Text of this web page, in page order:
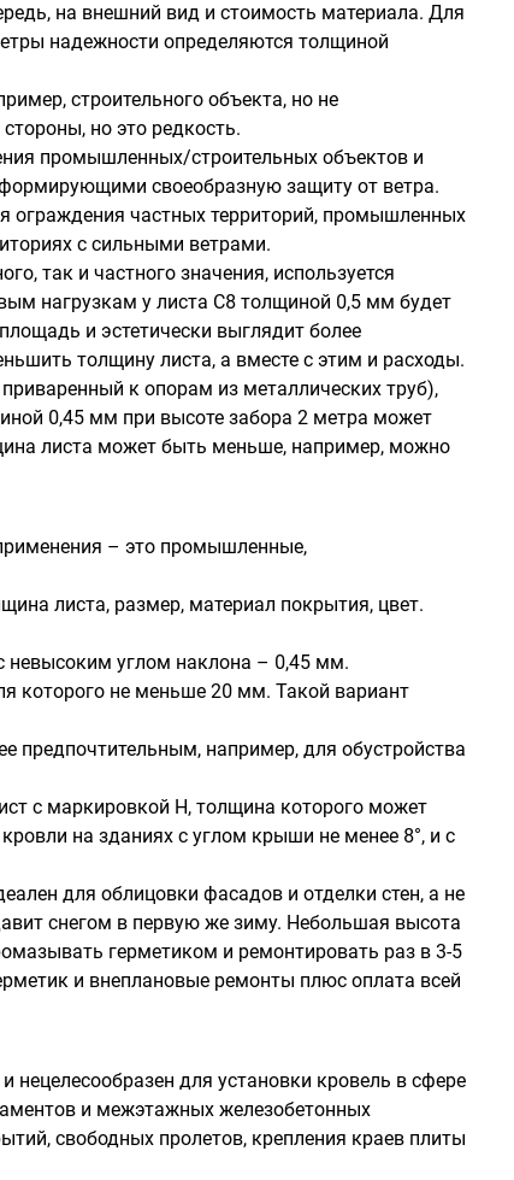
на внешний вид и стоимость материала. Для
надежности определяются толщиной
строительного объекта, но не
но это редкость.
промышленных/строительных объектов и
своеобразную защиту от ветра.
ограждения частных территорий, промышленных
с сильными ветрами.
так и частного значения, используется
нагрузкам у листа С8 толщиной 0,5 мм будет
и эстетически выглядит более
толщину листа, а вместе с этим и расходы.
к опорам из металлических труб),
0,45 мм при высоте забора 2 метра может
листа может быть меньше, например, можно
– это промышленные,
листа, размер, материал покрытия, цвет.
невысоким углом наклона – 0,45 мм.
которого не меньше 20 мм. Такой вариант
предпочтительным, например, для обустройства
с маркировкой Н, толщина которого может
на зданиях с углом крыши не менее 8°, и с
для облицовки фасадов и отделки стен, а не
снегом в первую же зиму. Небольшая высота
герметиком и ремонтировать раз в 3-5
и внеплановые ремонты плюс оплата всей
для установки кровель в сфере
и межэтажных железобетонных
свободных пролетов, крепления краев плиты